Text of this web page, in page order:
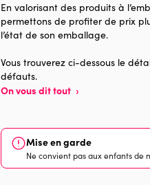
Nombre de pièces
Dimensions
En valorisant des produits à
permettons de profiter de prix
l’état de son emballage.
Vous trouverez ci-dessous le
défauts.
On vous dit tout ›
Mise en garde
Ne convient pas aux enfants de